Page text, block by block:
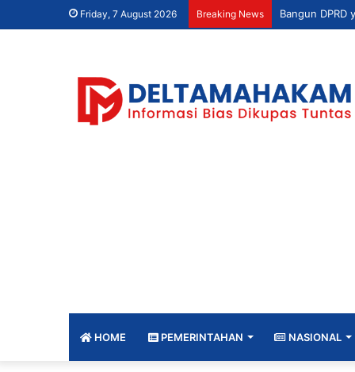
Friday, 7 August 2026 Breaking News
HOME PEMERINTAHAN NASIONAL